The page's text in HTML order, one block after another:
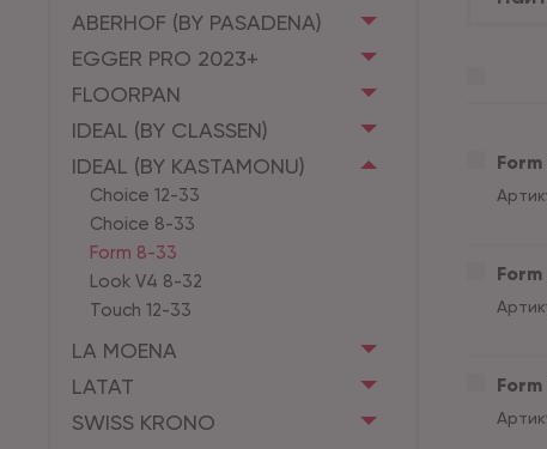
ABERHOF (BY PASADENA)
EGGER PRO 2023+
FLOORPAN
IDEAL (BY CLASSEN)
IDEAL (BY KASTAMONU)
Choice 12-33
Choice 8-33
Form 8-33
Look V4 8-32
Touch 12-33
LA MOENA
LATAT
SWISS KRONO